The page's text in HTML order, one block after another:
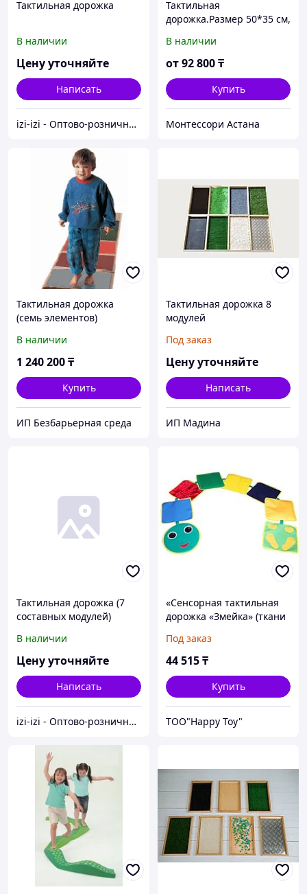
Тактильная дорожка
В наличии
Цену уточняйте
Написать
izi-izi - Оптово-розничный Склад - товары на заказ до двери! Cамые уникальные и полезные товары.
Тактильная
дорожка.Размер 50*35 см,
В наличии
от92 800₸
Купить
Монтессори Астана
Тактильная дорожка
(семь элементов)
В наличии
1 240 200₸
Купить
ИП Безбарьерная среда
Тактильная дорожка 8
модулей
Под заказ
Цену уточняйте
Написать
ИП Мадина
Тактильная дорожка (7
составных модулей)
В наличии
Цену уточняйте
Написать
izi-izi - Оптово-розничный Склад - товары на заказ до двери! Cамые уникальные и полезные товары.
«Сенсорная тактильная
дорожка «Змейка» (ткани
Под заказ
44 515₸
Купить
ТОО"Happy Toy"